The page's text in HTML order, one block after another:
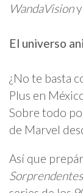
WandaVisiony
El universo
¿No te basta
Plus en
Sobre todo
de Marvel
Así que